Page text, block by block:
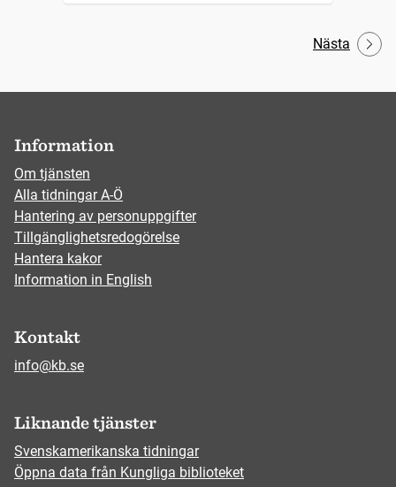
Nästa
Information
Om tjänsten
Alla tidningar A-Ö
Hantering av personuppgifter
Tillgänglighetsredogörelse
Hantera kakor
Information in English
Kontakt
info@kb.se
Liknande tjänster
Svenskamerikanska tidningar
Öppna data från Kungliga biblioteket